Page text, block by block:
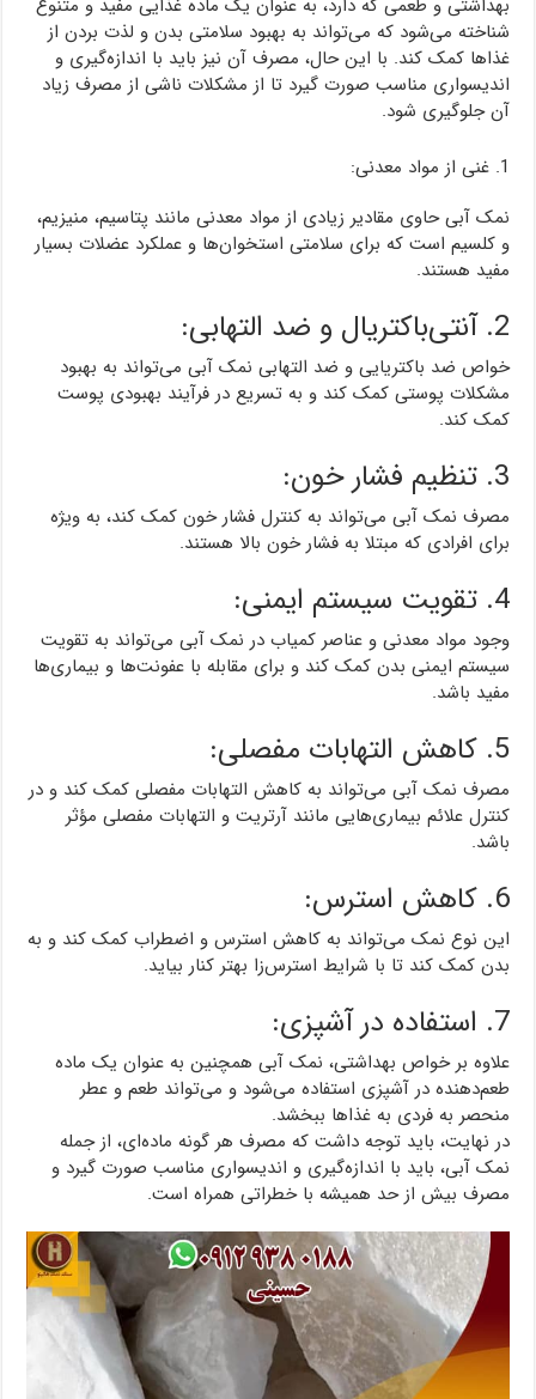
بهداشتی و طعمی که دارد، به عنوان یک ماده غذایی مفید و متنوع
شناخته می‌شود که می‌تواند به بهبود سلامتی بدن و لذت بردن از
غذاها کمک کند. با این حال، مصرف آن نیز باید با اندازه‌گیری و
اندیسواری مناسب صورت گیرد تا از مشکلات ناشی از مصرف زیاد
آن جلوگیری شود.
1. غنی از مواد معدنی:
نمک آبی حاوی مقادیر زیادی از مواد معدنی مانند پتاسیم، منیزیم،
و کلسیم است که برای سلامتی استخوان‌ها و عملکرد عضلات بسیار
مفید هستند.
2. آنتی‌باکتریال و ضد التهابی:
خواص ضد باکتریایی و ضد التهابی نمک آبی می‌تواند به بهبود
مشکلات پوستی کمک کند و به تسریع در فرآیند بهبودی پوست
کمک کند.
3. تنظیم فشار خون:
مصرف نمک آبی می‌تواند به کنترل فشار خون کمک کند، به ویژه
برای افرادی که مبتلا به فشار خون بالا هستند.
4. تقویت سیستم ایمنی:
وجود مواد معدنی و عناصر کمیاب در نمک آبی می‌تواند به تقویت
سیستم ایمنی بدن کمک کند و برای مقابله با عفونت‌ها و بیماری‌ها
مفید باشد.
5. کاهش التهابات مفصلی:
مصرف نمک آبی می‌تواند به کاهش التهابات مفصلی کمک کند و در
کنترل علائم بیماری‌هایی مانند آرتریت و التهابات مفصلی مؤثر
باشد.
6. کاهش استرس:
این نوع نمک می‌تواند به کاهش استرس و اضطراب کمک کند و به
بدن کمک کند تا با شرایط استرس‌زا بهتر کنار بیاید.
7. استفاده در آشپزی:
علاوه بر خواص بهداشتی، نمک آبی همچنین به عنوان یک ماده
طعم‌دهنده در آشپزی استفاده می‌شود و می‌تواند طعم و عطر
منحصر به فردی به غذاها ببخشد.
در نهایت، باید توجه داشت که مصرف هر گونه ماده‌ای، از جمله
نمک آبی، باید با اندازه‌گیری و اندیسواری مناسب صورت گیرد و
مصرف بیش از حد همیشه با خطراتی همراه است.